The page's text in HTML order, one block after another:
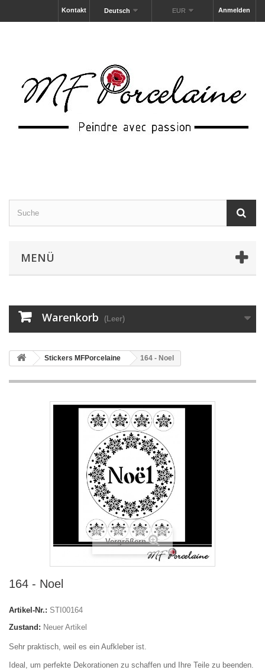
Anmelden
EUR
Deutsch
Kontakt
MENÜ
Warenkorb (Leer)
Stickers MFPorcelaine 164 - Noel
Vergrößern
164 - Noel
Artikel-Nr.: STI00164
Zustand: Neuer Artikel
Sehr praktisch, weil es ein Aufkleber ist.
Ideal, um perfekte Dekorationen zu schaffen und Ihre Teile zu beenden.